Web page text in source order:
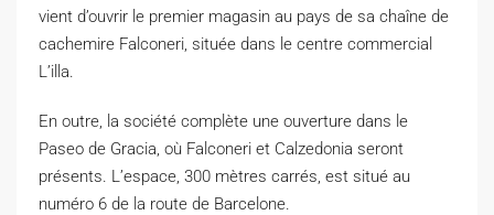
vient d’ouvrir le premier magasin au pays de sa chaîne de
cachemire Falconeri, située dans le centre commercial
L’illa.
En outre, la société complète une ouverture dans le
Paseo de Gracia, où Falconeri et Calzedonia seront
présents. L’espace, 300 mètres carrés, est situé au
numéro 6 de la route de Barcelone.